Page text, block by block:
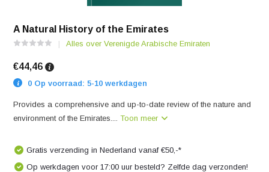
A Natural History of the Emirates
Alles over Verenigde Arabische Emiraten
€44,46
0 Op voorraad: 5-10 werkdagen
Provides a comprehensive and up-to-date review of the nature and
environment of the Emirates....Toon meer
Gratis verzending in Nederland vanaf €50,-*
Op werkdagen voor 17:00 uur besteld? Zelfde dag verzonden!